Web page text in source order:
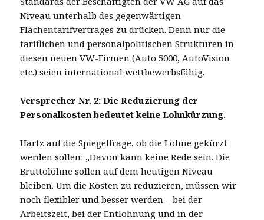
Niveau unterhalb des gegenwärtigen
Flächentarifvertrages zu drücken. Denn nur die
tariflichen und personalpolitischen Strukturen in
diesen neuen VW-Firmen (Auto 5000, AutoVision
etc.) seien international wettbewerbsfähig.
Versprecher Nr. 2: Die Reduzierung der
Personalkosten bedeutet keine Lohnkürzung.
Hartz auf die Spiegelfrage, ob die Löhne gekürzt
werden sollen: „Davon kann keine Rede sein. Die
Bruttolöhne sollen auf dem heutigen Niveau
bleiben. Um die Kosten zu reduzieren, müssen wir
noch flexibler und besser werden – bei der
Arbeitszeit, bei der Entlohnung und in der